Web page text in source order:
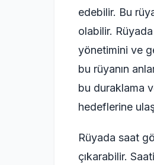
edebilir. Bu
olabilir.
yönetimini ve
bu rüyanın
bu duraklama
hedeflerine
Rüyada saat
çıkarabilir.